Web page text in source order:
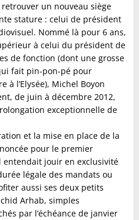
un nouveau siège
stature : celui de président
Nommé là pour 6 ans,
à celui du président de
de fonction (dont une grosse
fait pin-pon-pé pour
à l’Elysée), Michel Boyon
de juin à décembre 2012,
exceptionnelle de
et la mise en place de la
pour le premier
entendait jouir en exclusivité
légale des mandats ou
aussi ses deux petits
Arhab, simples
par l’échéance de janvier